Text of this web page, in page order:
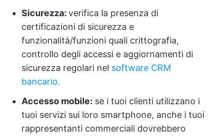
Sicurezza: verifica la presenza di
certificazioni di sicurezza e
funzionalità/funzioni quali crittografia,
controllo degli accessi e aggiornamenti di
sicurezza regolari nel software CRM
bancario.
Accesso mobile: se i tuoi clienti utilizzano i
tuoi servizi sui loro smartphone, anche i tuoi
rappresentanti commerciali dovrebbero